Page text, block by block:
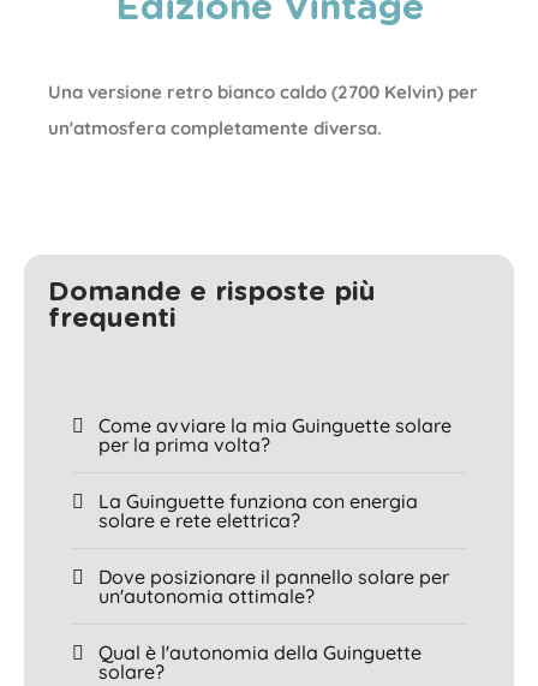
Edizione Vintage
Una versione retro bianco caldo (2700 Kelvin) per
un'atmosfera completamente diversa.
Domande e risposte più
frequenti
Come avviare la mia Guinguette solare
per la prima volta?
La Guinguette funziona con energia
solare e rete elettrica?
Dove posizionare il pannello solare per
un'autonomia ottimale?
Qual è l'autonomia della Guinguette
solare?